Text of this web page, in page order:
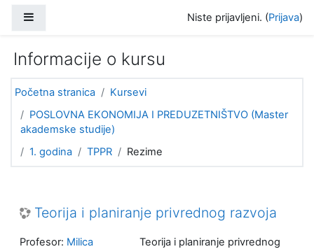
Niste prijavljeni. (Prijava)
Informacije o kursu
Početna stranica
Kursevi
POSLOVNA EKONOMIJA I PREDUZETNIŠTVO (Master
akademske studije)
1. godina
TPPR Rezime
Teorija i planiranje privrednog razvoja
Teorija i planiranje privrednog
Profesor: Milica